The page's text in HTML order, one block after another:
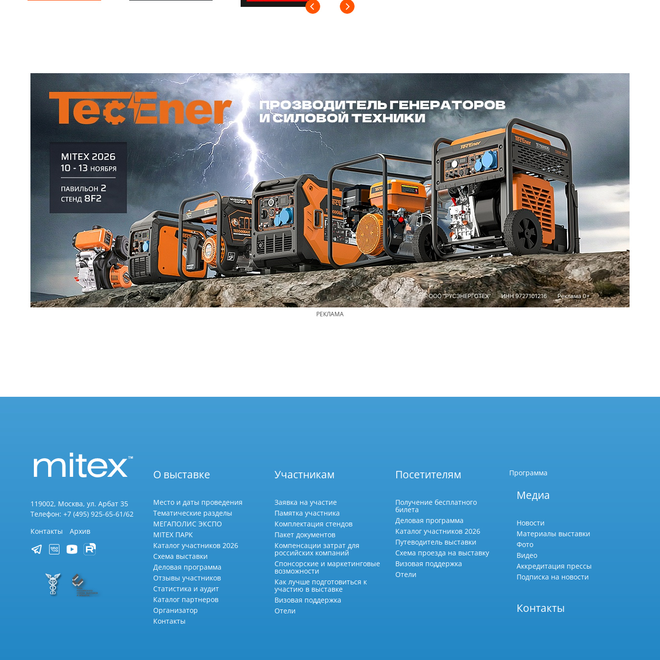
РЕКЛАМА
119002, Москва, ул. Арбат 35
Телефон: +7 (495) 925-65-61/62
Контакты
Архив
О выставке
Место и даты проведения
Тематические разделы
МЕГАПОЛИС ЭКСПО
MITEX ПАРК
Каталог участников 2026
Схема выставки
Деловая программа
Отзывы участников
Статистика и аудит
Каталог партнеров
Организатор
Контакты
Участникам
Заявка на участие
Памятка участника
Комплектация стендов
Пакет документов
Компенсации затрат для
российских компаний
Спонсорские и маркетинговые
возможности
Как лучше подготовиться к
участию в выставке
Визовая поддержка
Отели
Посетителям
Получение бесплатного
билета
Деловая программа
Каталог участников 2026
Путеводитель выставки
Схема проезда на выставку
Визовая поддержка
Отели
Программа
Медиа
Новости
Материалы выставки
Фото
Видео
Аккредитация прессы
Подписка на новости
Контакты